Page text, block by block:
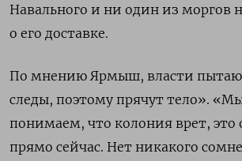
Навального и ни один из моргов
о его доставке.
По мнению Ярмыш, власти
следы, поэтому прячут тело».
понимаем, что колония врет, это
прямо сейчас. Нет никакого